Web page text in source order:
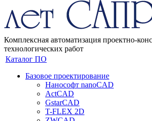
Комплексная автоматизация проектно-
технологических работ
Каталог ПО
Базовое проектирование
Нанософт nanoCAD
ActCAD
GstarCAD
T-FLEX 2D